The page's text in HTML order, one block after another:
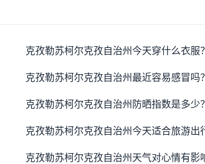
克孜勒苏柯尔克孜自治州今天穿什么衣服？
克孜勒苏柯尔克孜自治州最近容易感冒吗？
克孜勒苏柯尔克孜自治州防晒指数是多少？
克孜勒苏柯尔克孜自治州今天适合旅游出
克孜勒苏柯尔克孜自治州天气对心情有影